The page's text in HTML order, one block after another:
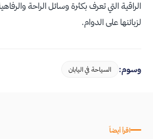
الراقية التي تعرف بكثرة وسائل الراحة
لزبائنها على الدوام.
وسوم: السياحة في اليابان
اقرأ أيضاً